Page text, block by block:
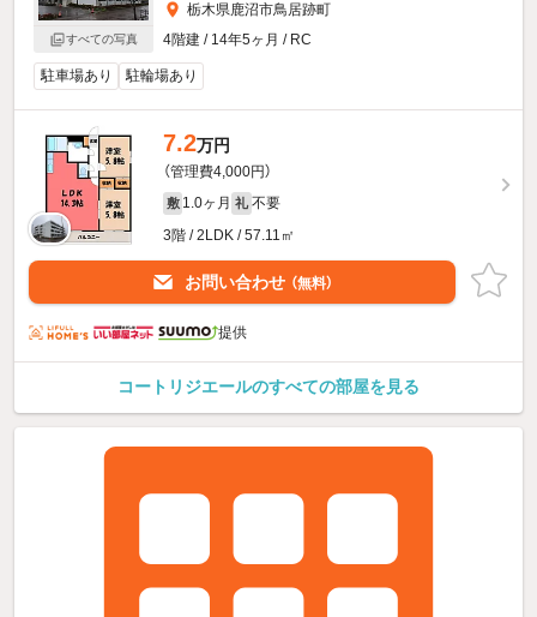
すべての写真
栃木県鹿沼市鳥居跡町
4階建 / 14年5ヶ月 / RC
駐車場あり 駐輪場あり
7.2万円
（管理費4,000円）
敷 1.0ヶ月 礼 不要
3階 / 2LDK / 57.11㎡
お問い合わせ （無料）
提供
コートリジエールのすべての部屋を見る